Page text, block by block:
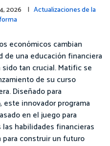
2026 | Actualizaciones de la
económicos cambian
una educación financiera
tan crucial. Matific se
de su curso
Diseñado para
este innovador programa
en el juego para
habilidades financieras
construir un futuro